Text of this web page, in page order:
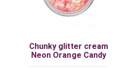
Chunky glitter cream
Neon Orange Candy